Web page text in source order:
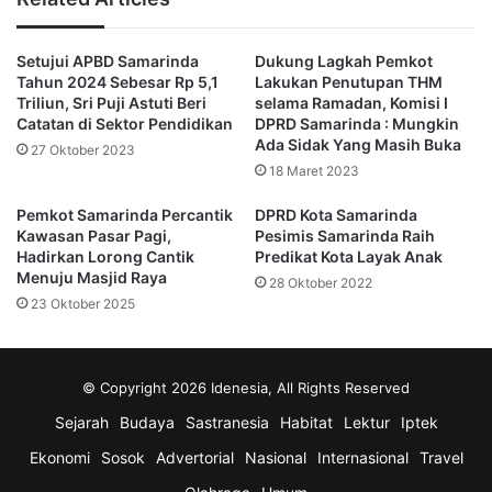
jajaran pengurus PMI kota Samarinda.
“Terima kasih terhadap jajaran pengurus PMI atas apa yang
dilakukan dalam mensupport kebutuhan darah di kota
Samarinda. Setetes darah bisa menyelamatkan nyawa
seseorang,” terangnya.
Kontribusi politisi partai Gerindra tersebut merupakan
bagian dari kepeduliannya terhadap organisasi sosial
Palang Merah Indonesia (PMI) Samarinda yang
Setujui APBD Samarinda
Tahun 2024 Sebesar Rp 5,1
Triliun, Sri Puji Astuti Beri
Catatan di Sektor Pendidikan
27 Oktober 2023
Dukung Lagkah Pemkot
Lakukan Penutupan THM
selama Ramadan, Komisi I
DPRD Samarinda : Mungkin
Ada Sidak Yang Masih Buka
18 Maret 2023
Pemkot Samarinda Percantik
Kawasan Pasar Pagi,
Hadirkan Lorong Cantik
Menuju Masjid Raya
23 Oktober 2025
DPRD Kota Samarinda
Pesimis Samarinda Raih
Predikat Kota Layak Anak
28 Oktober 2022
© Copyright 2026 Idenesia, All Rights Reserved
Sejarah Budaya Sastranesia Habitat Lektur
Iptek
Ekonomi
Sosok Advertorial Nasional Internasional
Travel